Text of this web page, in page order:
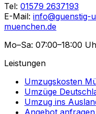
Tel: 01579 2637193
E-Mail: info@guenstig-
muenchen.de
Mo–Sa: 07:00–18:00
Leistungen
Umzugskosten
Umzüge
Umzug ins
Angebot anfragen